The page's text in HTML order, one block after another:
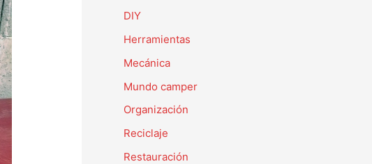
DIY
Herramientas
Mecánica
Mundo camper
Organización
Reciclaje
Restauración